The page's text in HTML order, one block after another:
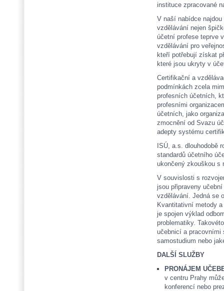
instituce zpracované
V naší nabídce
vzdělávání nejen
účetní profese teprve
vzdělávání pro
kteří potřebují získat
které jsou ukryty v
Certifikační a
podmínkách zcela
profesních účetních,
profesními
účetních, jako
zmocnění od Svazu
adepty systému
ISÚ, a.s. dlouhodobě
standardů účetního
ukončený zkouškou
V souvislosti s
jsou připraveny
vzdělávání. Jedná se
Kvantitativní metody
je spojen výklad
problematiky.
učebnicí a pracovními
samostudium nebo
DALŠÍ SLUŽBY
PRONÁJEM
v centru Prahy
konferencí nebo